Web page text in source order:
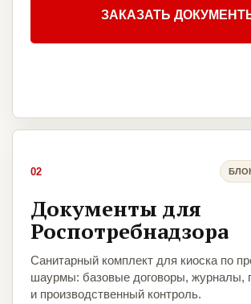
ЗАКАЗАТЬ
02
Документы для
Роспотребнадзора
Санитарный комплект для киоска по
шаурмы: базовые договоры, журналы,
и производственный контроль.